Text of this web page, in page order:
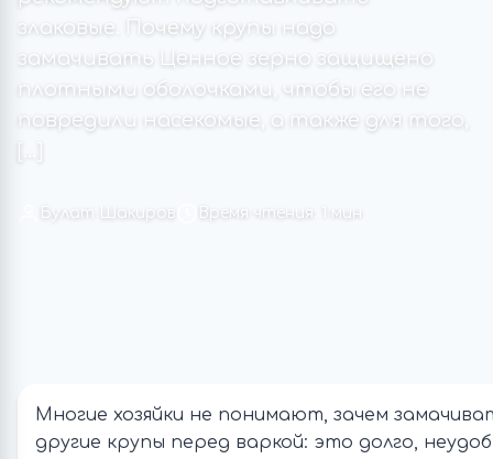
злаковые. Почему крупы надо
замачивать Ценное зерно защищено
плотными оболочками, чтобы его не
повредили насекомые, а также для того,
Булат Шакиров Время чтения: 1 мин
Многие хозяйки не понимают, зачем
другие крупы перед варкой: это долго,